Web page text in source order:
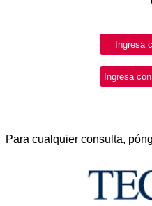
Para cualquier consulta,